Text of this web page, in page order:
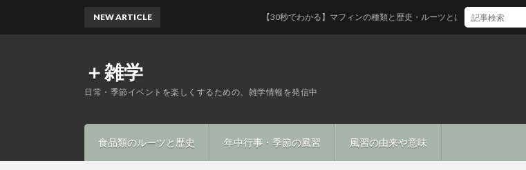
＋雑学
日常・季節イベントを楽しくするための、雑学情報を発信中
食品類のルーツと歴史 年中行事・季節の風習 風習の由来や意味
NEW ARTICLE 【30秒でわかる】マフィンの種類と歴史・ルーツとは